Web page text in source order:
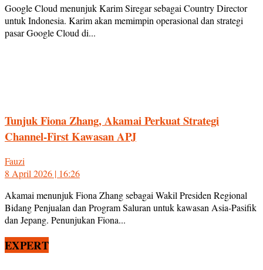
Google Cloud menunjuk Karim Siregar sebagai Country Director
untuk Indonesia. Karim akan memimpin operasional dan strategi
pasar Google Cloud di...
Tunjuk Fiona Zhang, Akamai Perkuat Strategi
Channel-First Kawasan APJ
Fauzi
8 April 2026 | 16:26
Akamai menunjuk Fiona Zhang sebagai Wakil Presiden Regional
Bidang Penjualan dan Program Saluran untuk kawasan Asia-Pasifik
dan Jepang. Penunjukan Fiona...
EXPERT